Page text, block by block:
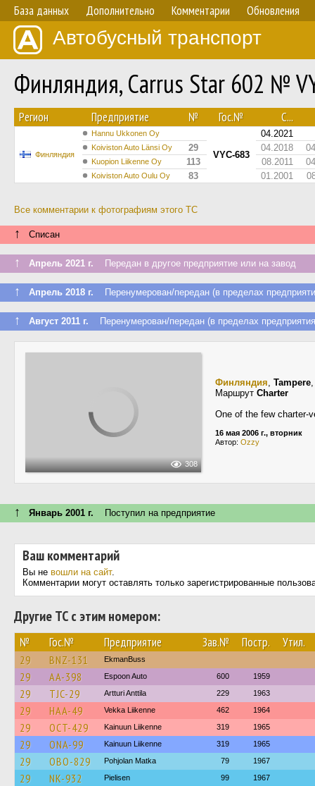
База данных Дополнительно Комментарии Обновления
Автобусный транспорт
Финляндия, Carrus Star 602 №
Регион Предприятие № Гос.№ С...
Финляндия
Hannu Ukkonen Oy
VYC-683
04.2021
Koiviston Auto Länsi Oy 29 04.2018
Kuopion Liikenne Oy 113 08.2011
Koiviston Auto Oulu Oy 83 01.2001
Все комментарии к фотографиям этого ТС
↑ Списан
↑ Апрель 2021 г. Передан в другое предприятие или на завод
↑ Апрель 2018 г. Перенумерован/передан (в пределах
↑ Август 2011 г. Перенумерован/передан (в пределах
308
Финляндия, Tampere
Маршрут Charter
One of the few charter-
16 мая 2006 г., вторник
Автор: Ozzy
↑ Январь 2001 г. Поступил на предприятие
Ваш комментарий
Вы не вошли на сайт.
Комментарии могут оставлять только зарегистрированные
Другие ТС с этим номером:
№ Гос.№ Предприятие Зав.№ Постр. Утил.
29 BNZ-131 EkmanBuss
29 AA-398 Espoon Auto 600 1959
29 TJC-29 Artturi Anttila 229 1963
29 HAA-49 Vekka Liikenne 462 1964
29 OCT-429 Kainuun Liikenne 319 1965
29 ONA-99 Kainuun Liikenne 319 1965
29 OBO-829 Pohjolan Matka 79 1967
29 NK-932 Pielisen 99 1967